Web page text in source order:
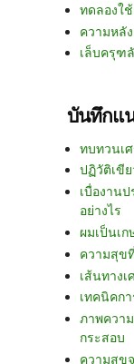
ทดลองใ
ความหลัง
เล็บครุฑ
บันทึกแ
ทบทวนเ
ปฏิวัติเขีย
เบื่องาน
อย่างไร
ผมเป็นเ
ความสุข
เส้นทางเ
เทคนิคก
ภาพควา
กระสอบ
ความสุข